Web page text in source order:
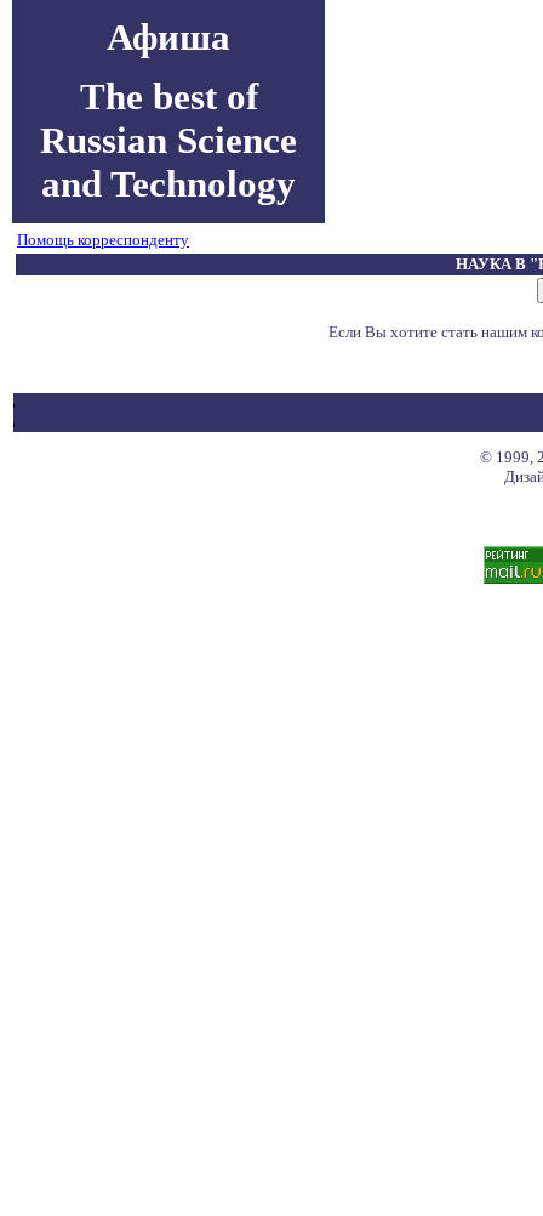
Афиша
The best of
Russian Science
and Technology
Помощь корреспонденту
НАУКА В
Если Вы хотите стать нашим
© 1999,